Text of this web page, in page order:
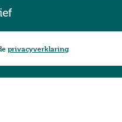
privacyverklaring